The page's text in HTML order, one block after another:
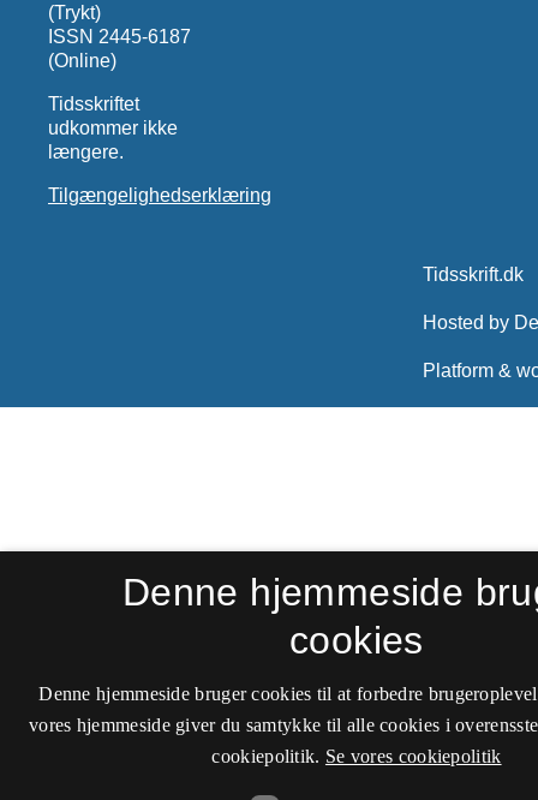
(Trykt)
ISSN 2445-6187
(Online)
Tidsskriftet
udkommer ikke
længere.
Tilgængelighedserklæring
Denne hjemmeside
cookies
Denne hjemmeside bruger cookies til at forbedre
vores hjemmeside giver du samtykke til alle cookies i
cookiepolitik. Se vores cookiepolitik